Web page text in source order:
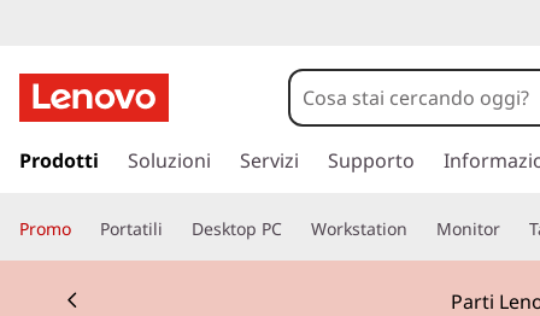
a
a
a
Prodotti Soluzioni Servizi Supporto
Promo Portatili Desktop PC Workstation Monitor
Parti